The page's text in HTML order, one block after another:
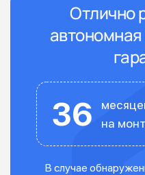
Отлично
36
на
В случае